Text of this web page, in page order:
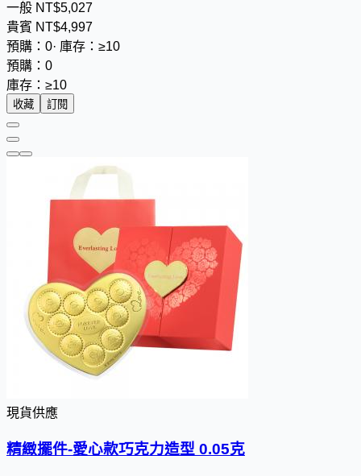
一般 NT$5,027
貴賓 NT$4,997
預購：0· 庫存：≥10
預購：0
庫存：≥10
收藏 訂閱
現貨供應
精緻擺件-愛心款巧克力造型 0.05克